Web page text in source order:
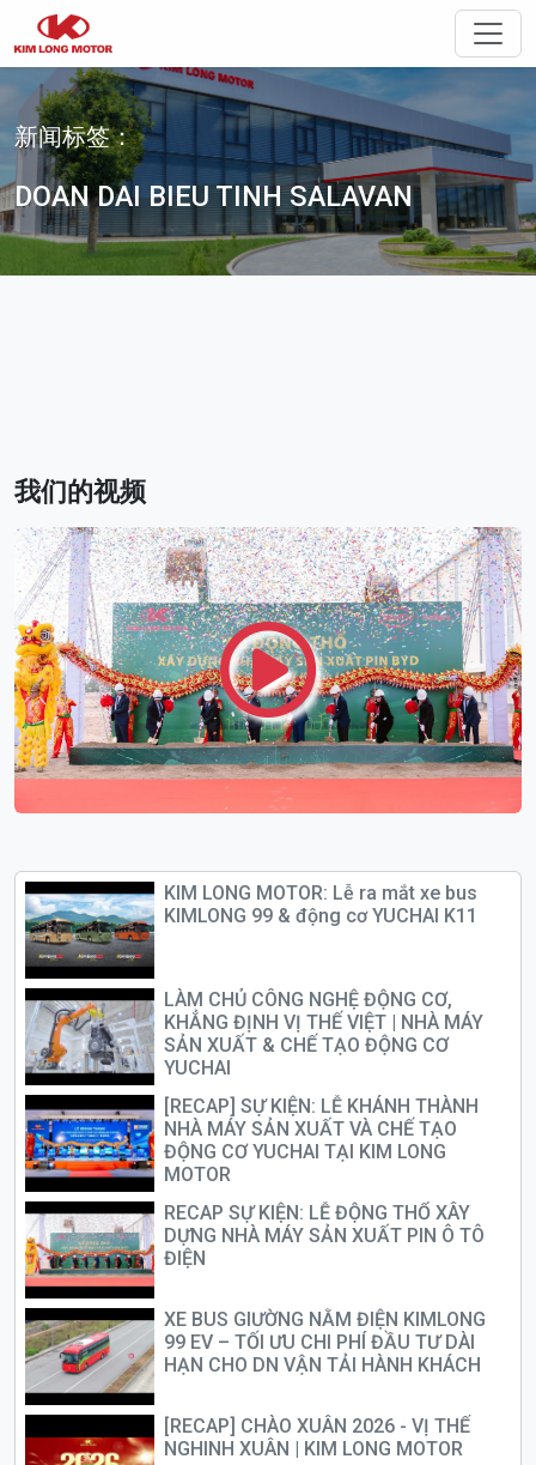
切换
新闻标签：
DOAN DAI BIEU TINH SALAVAN
我们的视频
KIM LONG MOTOR: Lễ ra mắt xe bus
KIMLONG 99 & động cơ YUCHAI K11
LÀM CHỦ CÔNG NGHỆ ĐỘNG CƠ,
KHẲNG ĐỊNH VỊ THẾ VIỆT | NHÀ MÁY
SẢN XUẤT & CHẾ TẠO ĐỘNG CƠ
YUCHAI
[RECAP] SỰ KIỆN: LỄ KHÁNH THÀNH
NHÀ MÁY SẢN XUẤT VÀ CHẾ TẠO
ĐỘNG CƠ YUCHAI TẠI KIM LONG
MOTOR
RECAP SỰ KIỆN: LỄ ĐỘNG THỔ XÂY
DỰNG NHÀ MÁY SẢN XUẤT PIN Ô TÔ
ĐIỆN
XE BUS GIƯỜNG NẰM ĐIỆN KIMLONG
99 EV – TỐI ƯU CHI PHÍ ĐẦU TƯ DÀI
HẠN CHO DN VẬN TẢI HÀNH KHÁCH
[RECAP] CHÀO XUÂN 2026 - VỊ THẾ
NGHINH XUÂN | KIM LONG MOTOR